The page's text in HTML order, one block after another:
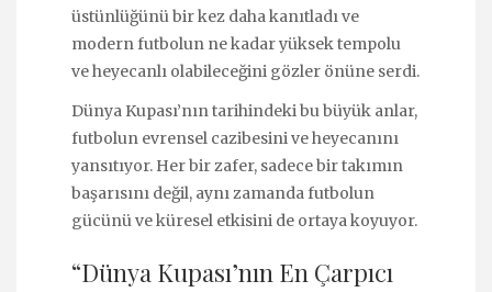
üstünlüğünü bir kez daha kanıtladı ve
modern futbolun ne kadar yüksek tempolu
ve heyecanlı olabileceğini gözler önüne serdi.
Dünya Kupası’nın tarihindeki bu büyük anlar,
futbolun evrensel cazibesini ve heyecanını
yansıtıyor. Her bir zafer, sadece bir takımın
başarısını değil, aynı zamanda futbolun
gücünü ve küresel etkisini de ortaya koyuyor.
“Dünya Kupası’nın En Çarpıcı